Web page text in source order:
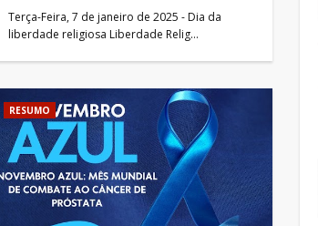
Terça-Feira, 7 de janeiro de 2025 - Dia da
liberdade religiosa Liberdade Relig…
RESUMO